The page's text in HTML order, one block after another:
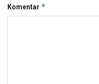
Komentar *